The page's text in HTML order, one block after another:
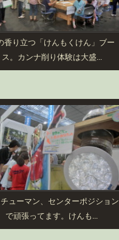
香り立つ「けんもくけん」ブー
ス。カンナ削り体験は大盛...
ューマン、センターポジション
で頑張ってます。けんも...